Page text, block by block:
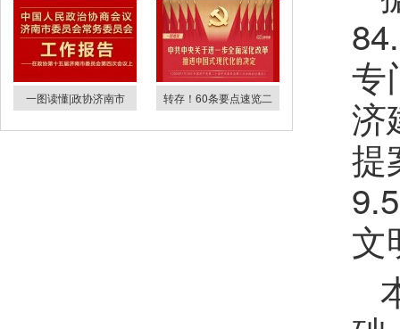
一图读懂|政协济南市 转存！60条要点速览二
专
济
提
文